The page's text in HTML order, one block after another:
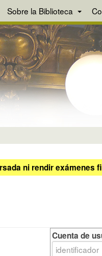
Sobre la Biblioteca
ni rendir exámenes
Cuenta de